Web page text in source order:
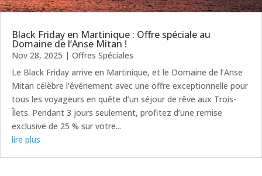
Black Friday en Martinique : Offre spéciale au
Domaine de l’Anse Mitan !
Nov 28, 2025 | Offres Spéciales
Le Black Friday arrive en Martinique, et le Domaine de l’Anse
Mitan célèbre l’événement avec une offre exceptionnelle pour
tous les voyageurs en quête d’un séjour de rêve aux Trois-
Îlets. Pendant 3 jours seulement, profitez d’une remise
exclusive de 25 % sur votre...
lire plus